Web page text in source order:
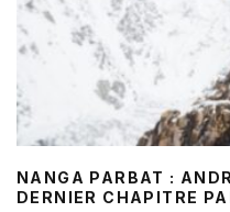
NANGA PARBAT :
DERNIER CHAPITRE